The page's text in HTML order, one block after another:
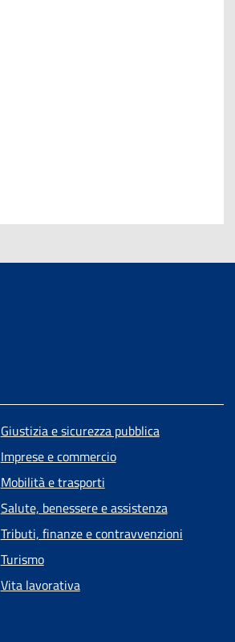
Giustizia e sicurezza pubblica
Imprese e commercio
Mobilità e trasporti
Salute, benessere e assistenza
Tributi, finanze e contravvenzioni
Turismo
Vita lavorativa